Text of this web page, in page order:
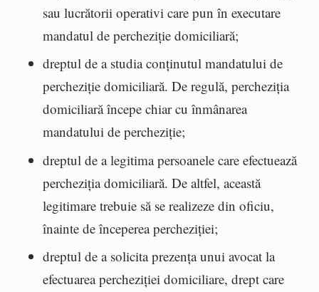
sau lucrătorii operativi care pun în executare
mandatul de percheziție domiciliară;
dreptul de a studia conținutul mandatului de
percheziție domiciliară. De regulă, percheziția
domiciliară începe chiar cu înmânarea
mandatului de percheziție;
dreptul de a legitima persoanele care efectuează
percheziția domiciliară. De altfel, această
legitimare trebuie să se realizeze din oficiu,
înainte de începerea percheziției;
dreptul de a solicita prezența unui avocat la
efectuarea percheziției domiciliare, drept care